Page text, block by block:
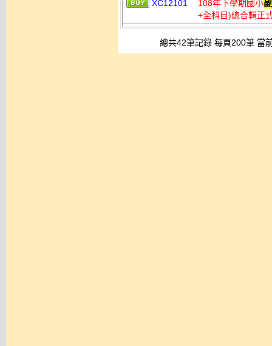
XC12101 108年下學期國小
+全科目)總合輯正
總共42筆記錄 每頁200筆 當